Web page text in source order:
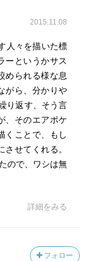
2015.11.08
人々を描いた標
ーというかサス
められる様な息
がら、分かりや
り返す、そう言
、そのエアポケ
くことで、もし
せてくれる。
ので、ワシは無
詳細をみる
フォロー